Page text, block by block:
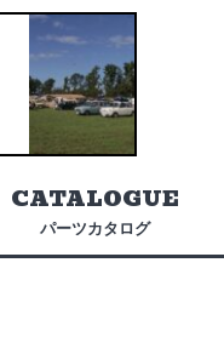
パーツカタログ
CATALOGUE